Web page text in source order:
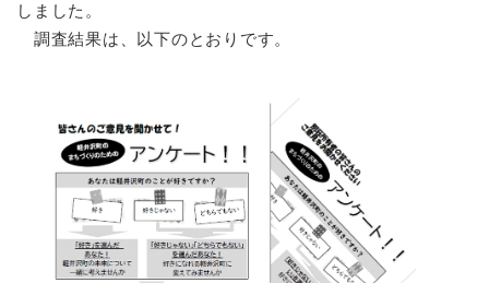
しました。
調査結果は、以下のとおりです。